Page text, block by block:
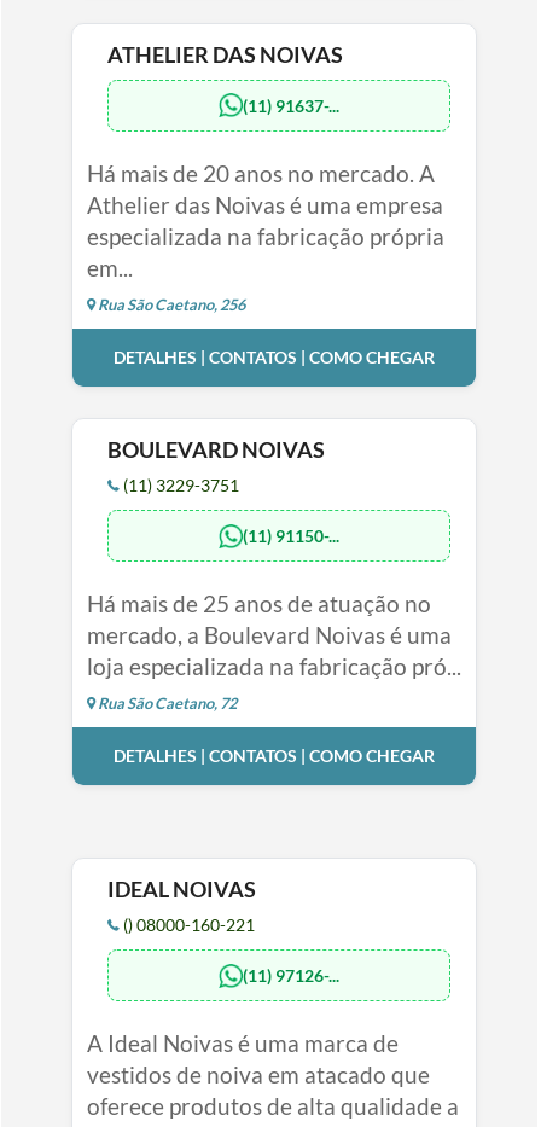
ATHELIER DAS NOIVAS
(11) 91637-...
Há mais de 20 anos no mercado. A
Athelier das Noivas é uma empresa
especializada na fabricação própria
em...
Rua São Caetano, 256
DETALHES | CONTATOS | COMO CHEGAR
BOULEVARD NOIVAS
(11) 3229-3751
(11) 91150-...
Há mais de 25 anos de atuação no
mercado, a Boulevard Noivas é uma
loja especializada na fabricação pró...
Rua São Caetano, 72
DETALHES | CONTATOS | COMO CHEGAR
IDEAL NOIVAS
() 08000-160-221
(11) 97126-...
A Ideal Noivas é uma marca de
vestidos de noiva em atacado que
oferece produtos de alta qualidade a